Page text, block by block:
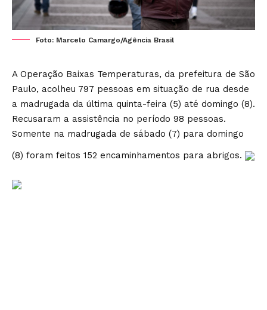
Foto: Marcelo Camargo/Agência Brasil
A Operação Baixas Temperaturas, da prefeitura de São
Paulo, acolheu 797 pessoas em situação de rua desde
a madrugada da última quinta-feira (5) até domingo (8).
Recusaram a assistência no período 98 pessoas.
Somente na madrugada de sábado (7) para domingo
(8) foram feitos 152 encaminhamentos para abrigos.